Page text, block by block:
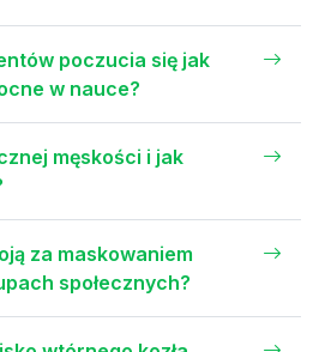
poczucia się jak
w nauce?
męskości i jak
za maskowaniem
społecznych?